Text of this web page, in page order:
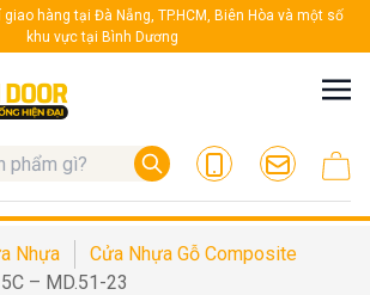
giao hàng tại Đà Nẵng, TP.HCM, Biên Hòa và một số
khu vực tại Bình Dương
Nhựa
Cửa Nhựa Gỗ Composite
– MD.51-23